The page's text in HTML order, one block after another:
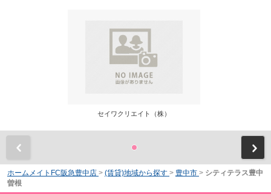
セイワクリエイト（株）
ホームメイトFC阪急豊中店 > (賃貸)地域から探す > 豊中市 > シティテラス豊中
曽根